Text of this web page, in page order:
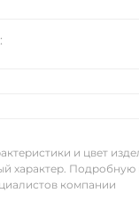
и цвет
характер.
компании